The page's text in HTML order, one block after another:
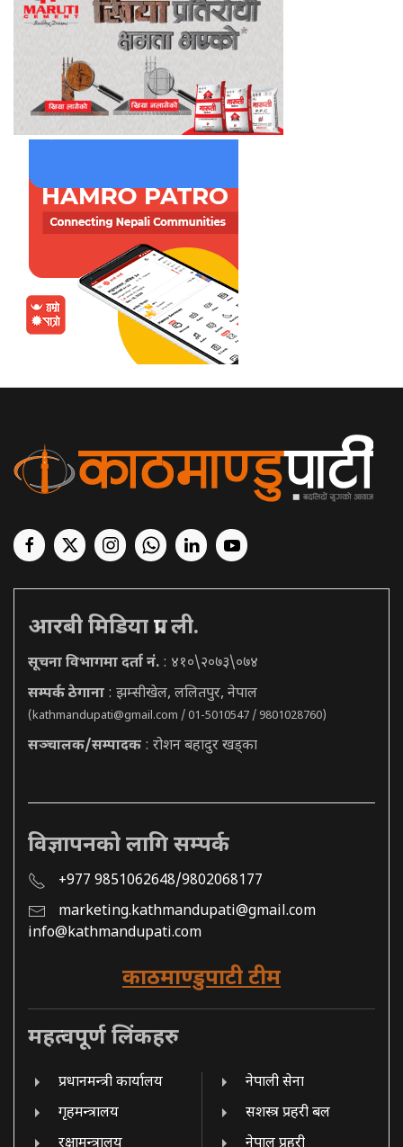
आरबी मिडिया प्रा. ली.
सूचना विभागमा दर्ता नं. : ४१०\२०७३\०७४
सम्पर्क ठेगाना : झम्सीखेल, ललितपुर, नेपाल
(kathmandupati@gmail.com / 01-5010547 / 9801028760)
सञ्चालक/सम्पादक : रोशन बहादुर खड्का
विज्ञापनको लागि सम्पर्क
+977 9851062648/9802068177
marketing.kathmandupati@gmail.com
info@kathmandupati.com
काठमाण्डुपाटी टीम
महत्वपूर्ण लिंकहरु
प्रधानमन्त्री कार्यालय
गृहमन्त्रालय
नेपाली सेना
सशस्त्र प्रहरी बल